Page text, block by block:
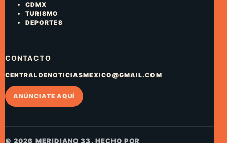
CDMX
TURISMO
DEPORTES
CONTACTO
CENTRALDENOTICIASMEXICO@GMAIL.COM
ANÚNCIATE AQUÍ
© 2026 MERIDIANO 33. HECHO POR